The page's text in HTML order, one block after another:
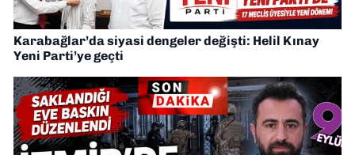
Karabağlar’da siyasi dengeler değişti: Helil Kınay
Yeni Parti’ye geçti